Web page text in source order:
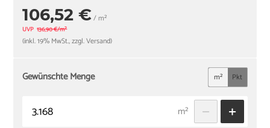
106,52 €/ m²
UVP 136,90 €/m²
(inkl. 19% MwSt., zzgl. Versand)
Gewünschte Menge m² Pkt
m²